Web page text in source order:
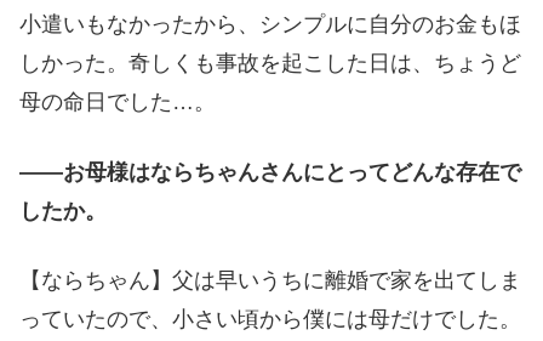
小遣いもなかったから、シンプルに自分のお金もほ
しかった。奇しくも事故を起こした日は、ちょうど
母の命日でした…。
――お母様はならちゃんさんにとってどんな存在で
したか。
【ならちゃん】父は早いうちに離婚で家を出てしま
っていたので、小さい頃から僕には母だけでした。